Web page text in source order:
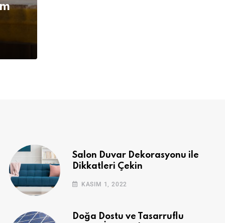
Salon Duvar Dekorasyonu ile
Dikkatleri Çekin
KASIM 1, 2022
Doğa Dostu ve Tasarruflu